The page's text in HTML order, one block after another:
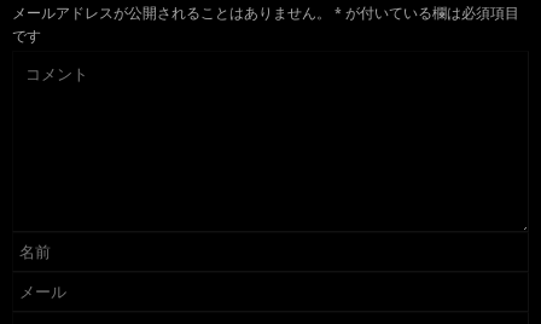
メールアドレスが公開されることはありません。 * が付いている欄は必須項目
です